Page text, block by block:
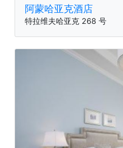
阿蒙哈亚克酒店
特拉维夫哈亚克 268 号